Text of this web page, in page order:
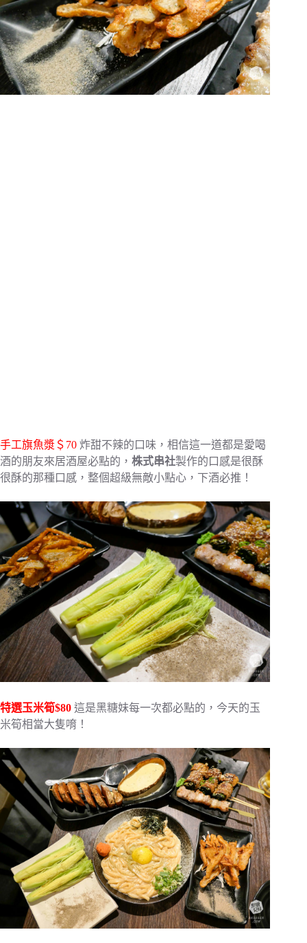
手工旗魚漿＄70 炸甜不辣的口味，相信這一道都是愛喝
酒的朋友來居酒屋必點的， 株式串社製作的口感是很酥
很酥的那種口感，整個超級無敵小點心，下酒必推！
特選玉米筍$80 這是黑糖妹每一次都必點的，今天的玉
米筍相當大隻唷！